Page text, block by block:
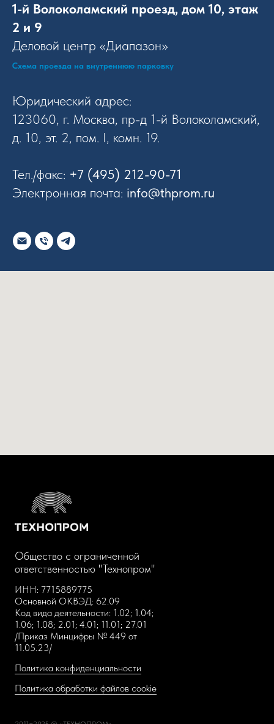
1-й Волоколамский проезд, дом 10, этаж
2 и 9
Деловой центр «Диапазон»
Схема проезда на внутреннюю парковку
Юридический адрес:
123060, г. Москва, пр-д 1-й Волоколамский,
д. 10, эт. 2, пом. I, комн. 19.
Тел./факс: +7 (495) 212-90-71
Электронная почта: info@thprom.ru
Общество с ограниченной
ответственностью "Технопром"
ИНН: 7715889775
Основной ОКВЭД: 62.09
Код вида деятельности: 1.02; 1.04;
1.06; 1.08; 2.01; 4.01; 11.01; 27.01
/Приказ Минцифры № 449 от
11.05.23/
Политика конфиденциальности
Политика обработки файлов cookie